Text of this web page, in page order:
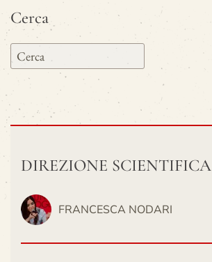
Cerca
DIREZIONE SCIENTIFICA
FRANCESCA NODARI